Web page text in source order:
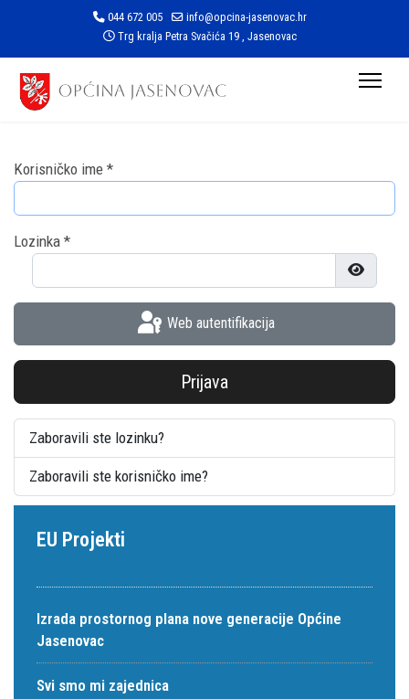
044 672 005
info@opcina-jasenovac.hr
Trg kralja Petra Svačića 19 , Jasenovac
Korisničko ime *
Lozinka *
Prikaži
Web autentifikacija
Prijava
Zaboravili ste lozinku?
Zaboravili ste korisničko ime?
EU Projekti
Izrada prostornog plana nove generacije Općine
Jasenovac
Svi smo mi zajednica